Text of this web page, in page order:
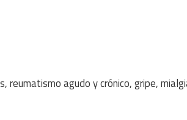
agudo y crónico, gripe,